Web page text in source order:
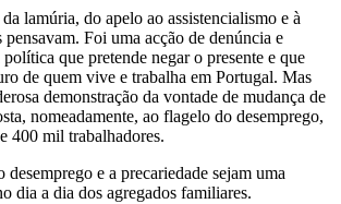
lamúria, do apelo ao assistencialismo e à
pensavam. Foi uma acção de denúncia e
que pretende negar o presente e que
de quem vive e trabalha em Portugal. Mas
demonstração da vontade de mudança de
nomeadamente, ao flagelo do desemprego,
400 mil trabalhadores.
desemprego e a precariedade sejam uma
dia a dia dos agregados familiares.